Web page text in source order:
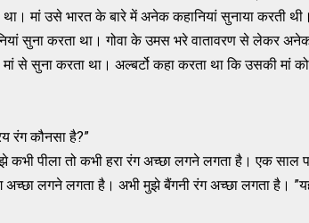
मां उसे भारत के बारे में अनेक कहानियां सुनाया करती
सुना करता था। गोवा के उमस भरे वातावरण से लेकर
से सुना करता था। अल्बर्टो कहा करता था कि उसकी मां
रंग कौनसा है?”
कभी पीला तो कभी हरा रंग अच्छा लगने लगता है। एक
लगने लगता है। अभी मुझे बैंगनी रंग अच्छा लगता है।